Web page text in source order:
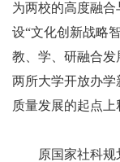
为两校的高度融
设“文化创新战略
教、学、研融合
两所大学开放办
质量发展的起点上
原国家社科规划